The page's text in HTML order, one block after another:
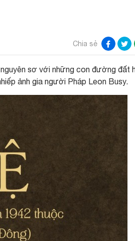
Chia sẻ
sơ với những con đường đất
ảnh gia người Pháp Leon Busy.